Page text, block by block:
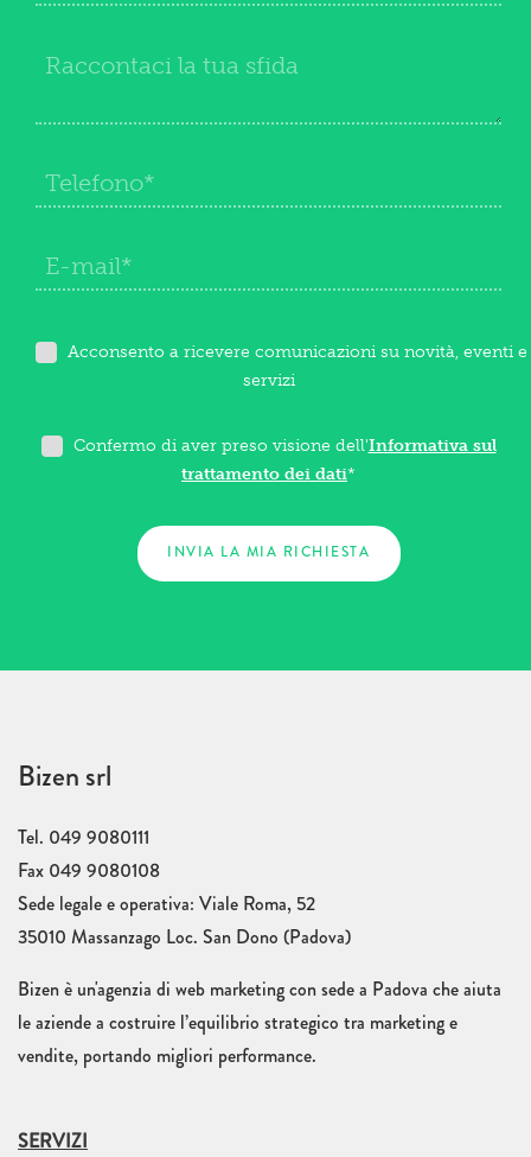
Acconsento a ricevere comunicazioni su novità, eventi e
servizi
Confermo di aver preso visione dell'Informativa sul
trattamento dei dati*
Bizen srl
Tel. 049 9080111
Fax 049 9080108
Sede legale e operativa: Viale Roma, 52
35010 Massanzago Loc. San Dono (Padova)
Bizen è un'agenzia di web marketing con sede a Padova che aiuta
le aziende a costruire l’equilibrio strategico tra marketing e
vendite, portando migliori performance.
SERVIZI